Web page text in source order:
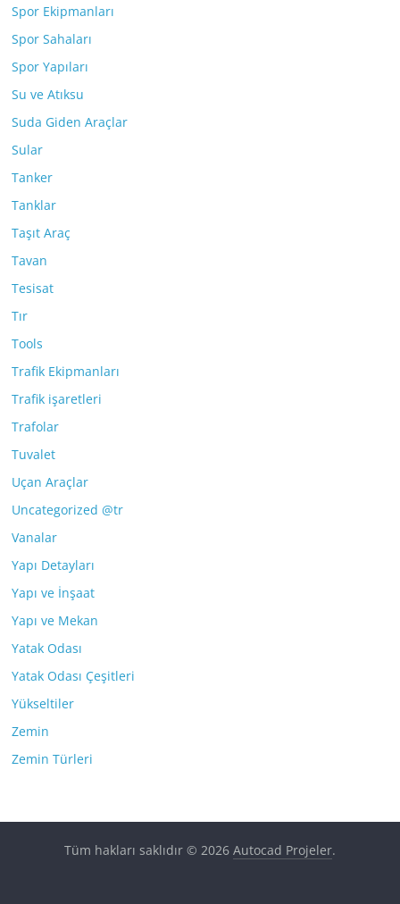
Spor Ekipmanları
Spor Sahaları
Spor Yapıları
Su ve Atıksu
Suda Giden Araçlar
Sular
Tanker
Tanklar
Taşıt Araç
Tavan
Tesisat
Tır
Tools
Trafik Ekipmanları
Trafik işaretleri
Trafolar
Tuvalet
Uçan Araçlar
Uncategorized @tr
Vanalar
Yapı Detayları
Yapı ve İnşaat
Yapı ve Mekan
Yatak Odası
Yatak Odası Çeşitleri
Yükseltiler
Zemin
Zemin Türleri
Tüm hakları saklıdır © 2026 Autocad Projeler.